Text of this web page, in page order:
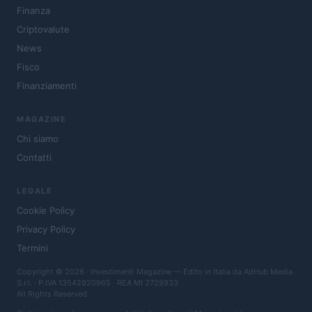
Finanza
Criptovalute
News
Fisco
Finanziamenti
MAGAZINE
Chi siamo
Contatti
LEGALE
Cookie Policy
Privacy Policy
Termini
Copyright © 2026 · Investimenti Magazine — Edito in Italia da AdHub Media
S.r.l. · P.IVA 13542920965 · REA MI 2729933
All Rights Reserved